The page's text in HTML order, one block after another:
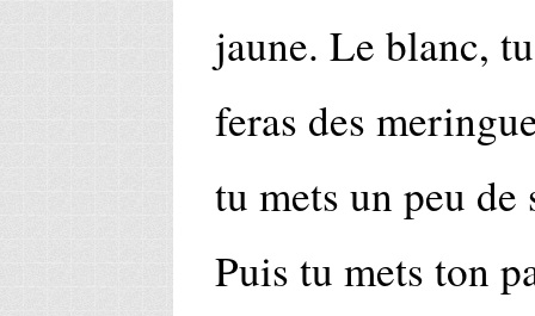
jaune. Le blanc,
feras des
tu mets un peu
Puis tu mets ton